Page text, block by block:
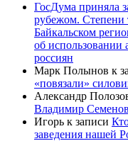
ГосДума приняла
рубежом. Степени
Байкальском
об
россиян
Марк Полынов к
«повязали»
Александр
Владимир
Игорь к записи
заведения нашей